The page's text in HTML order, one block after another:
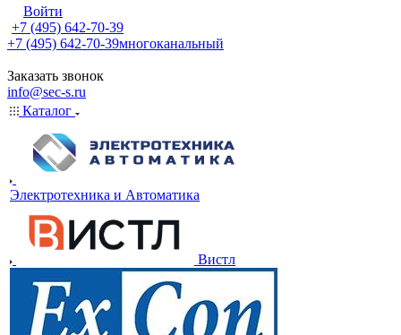
Войти
+7 (495) 642-70-39
+7 (495) 642-70-39многоканальный
Заказать звонок
info@sec-s.ru
Каталог
Электротехника и Автоматика
Вистл